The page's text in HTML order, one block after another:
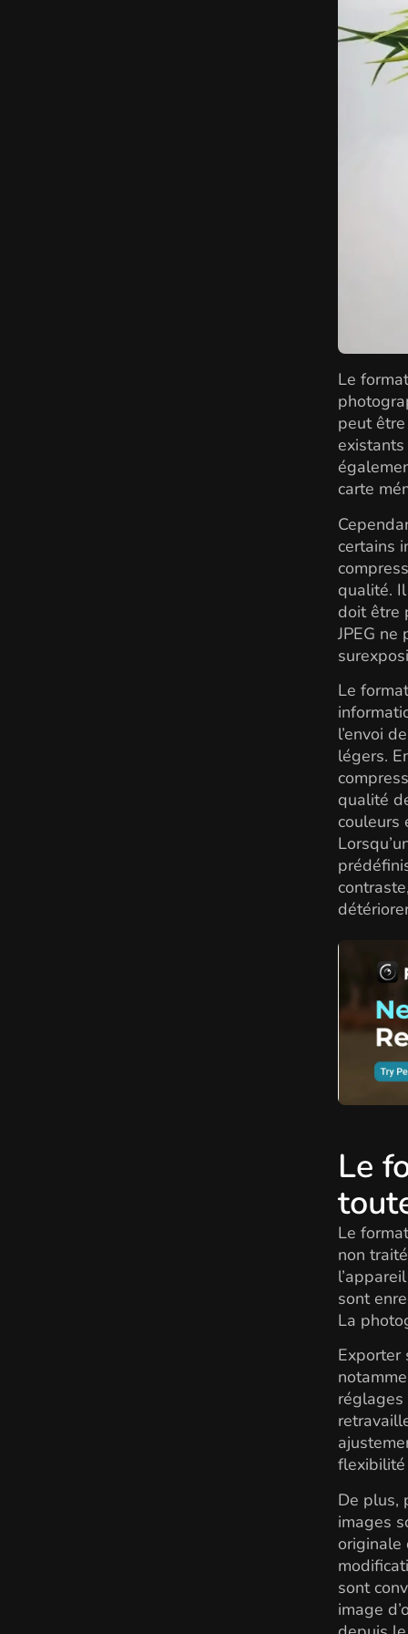
Le
peut
carte
certains
qualité.
doit être
JPEG
Le
l’envoi
légers.
qualité
couleurs
Le
Le
non
sont
La
Exporter
flexibilité
De plus,
images
originale
sont
image